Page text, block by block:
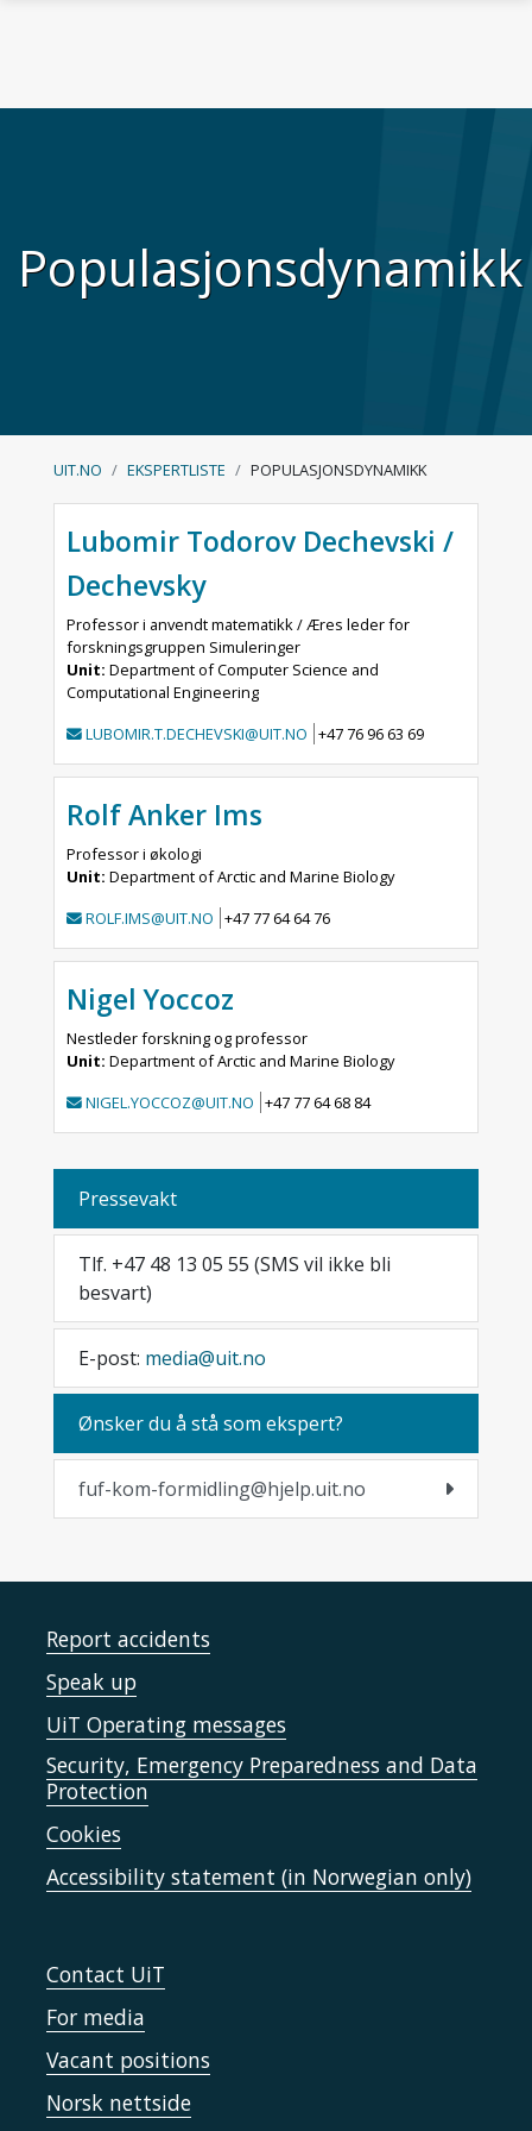
Populasjonsdynamikk
UIT.NO EKSPERTLISTE POPULASJONSDYNAMIKK
Lubomir Todorov Dechevski /
Dechevsky
Professor i anvendt matematikk / Æres leder for
forskningsgruppen Simuleringer
Unit: Department of Computer Science and
Computational Engineering
LUBOMIR.T.DECHEVSKI@UIT.NO +47 76 96 63 69
Rolf Anker Ims
Professor i økologi
Unit: Department of Arctic and Marine Biology
ROLF.IMS@UIT.NO +47 77 64 64 76
Nigel Yoccoz
Nestleder forskning og professor
Unit: Department of Arctic and Marine Biology
NIGEL.YOCCOZ@UIT.NO +47 77 64 68 84
Pressevakt
Tlf. +47 48 13 05 55 (SMS vil ikke bli
besvart)
E-post: media@uit.no
Ønsker du å stå som ekspert?
fuf-kom-formidling@hjelp.uit.no
Report accidents
Speak up
UiT Operating messages
Security, Emergency Preparedness and Data
Protection
Cookies
Accessibility statement (in Norwegian only)
Contact UiT
For media
Vacant positions
Norsk nettside